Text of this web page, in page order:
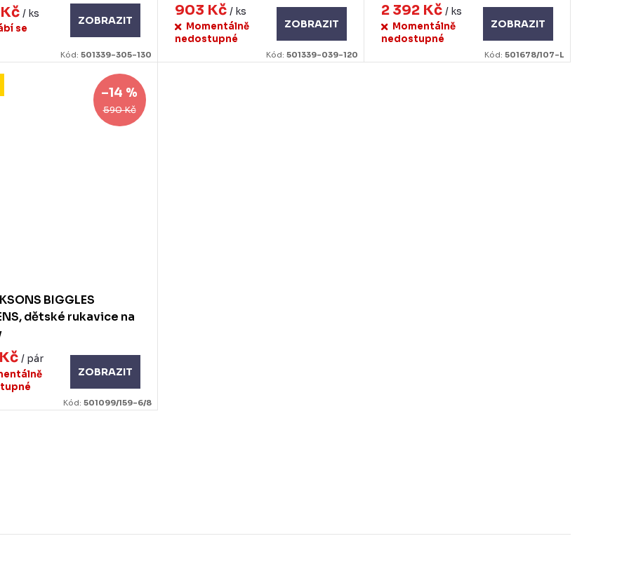
/ ks
se
ZOBRAZIT
Kód: 501339-305-130
903 Kč / ks
Momentálně
nedostupné
ZOBRAZIT
Kód: 501339-039-120
2 392 Kč / ks
Momentálně
nedostupné
ZOBRAZIT
Kód: 501678/107-L
590 Kč
–14 %
BIGGLES
dětské rukavice na
/ pár
ZOBRAZIT
Kód: 501099/159-6/8